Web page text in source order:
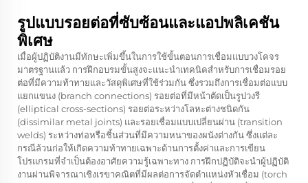
รูปแบบรอยต่อที่ซับซ้อนและแอปพลิเคชัน
พิเศษ
เมื่อผู้ปฏิบัติงานมีทักษะเพิ่มขึ้นในการใช้ขั้นตอนการเชื่อมแบบวงโคจร
มาตรฐานแล้ว การฝึกอบรมขั้นสูงจะแนะนำเทคนิคสำหรับการเชื่อมรอย
ต่อที่มีความท้าทายและวัสดุพิเศษที่ใช้ร่วมกัน ซึ่งรวมถึงการเชื่อมต่อแบบ
แยกแขนง (branch connections) รอยต่อที่มีหน้าตัดเป็นรูปวงรี
(elliptical cross-sections) รอยต่อระหว่างโลหะต่างชนิดกัน
(dissimilar metal joints) และรอยเชื่อมแบบเปลี่ยนผ่าน (transition
welds) ระหว่างท่อหรือชิ้นส่วนที่มีความหนาของผนังต่างกัน ซึ่งแต่ละ
กรณีล้วนก่อให้เกิดความท้าทายเฉพาะด้านการตั้งค่าและการเขียน
โปรแกรมที่จำเป็นต้องอาศัยความรู้เฉพาะทาง การฝึกปฏิบัติจะนำผู้ปฏิบัติ
งานผ่านพิจารณาเชิงเรขาคณิตที่มีผลต่อการจัดตำแหน่งหัวเชื่อม (torch